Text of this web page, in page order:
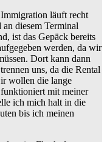
läuft recht
diesem Terminal
ist das Gepäck bereits
werden, da wir
Dort kann dann
uns, da die Rental
wollen die lange
mit meiner
ich mich halt in die
bis ich meinen